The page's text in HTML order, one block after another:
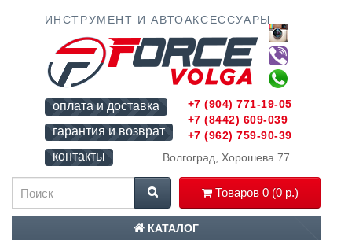
ИНСТРУМЕНТ И АВТОАКСЕССУАРЫ
оплата и доставка
гарантия и возврат
контакты
Волгоград, Хорошева 77
Товаров 0 (0 р.)
+7 (904) 771-19-05
+7 (8442) 609-039
+7 (962) 759-90-39
КАТАЛОГ